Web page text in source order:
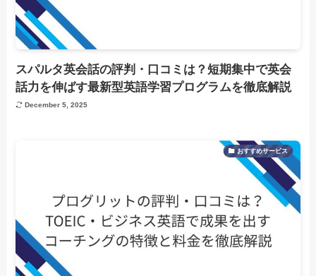
スパルタ英会話の評判・口コミは？短期集中で英会
話力を伸ばす最新型英語学習プログラムを徹底解説
December 5, 2025
おすすめサービス